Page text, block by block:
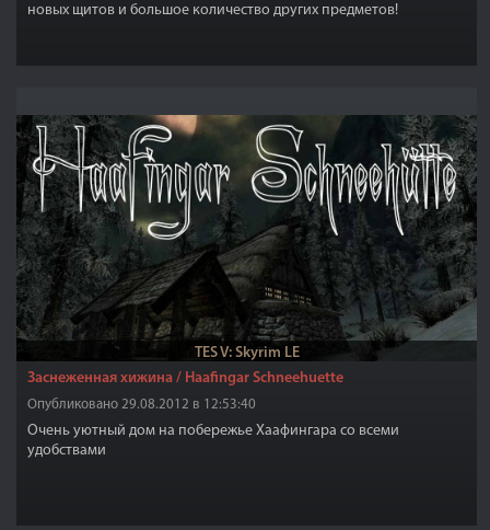
новых щитов и большое количество других предметов!
TES V: Skyrim LE
Заснеженная хижина / Haafingar Schneehuette
Опубликовано 29.08.2012 в 12:53:40
Очень уютный дом на побережье Хаафингара со всеми
удобствами